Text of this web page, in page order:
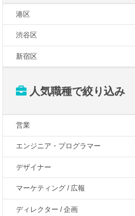
港区
渋谷区
新宿区
人気職種で絞り込み
営業
エンジニア・プログラマー
デザイナー
マーケティング / 広報
ディレクター / 企画